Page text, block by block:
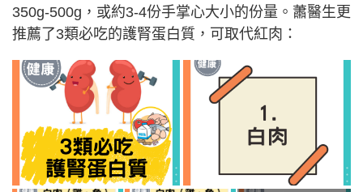
350g-500g，或約3-4份手掌心大小的份量。蕭醫生更
推薦了3類必吃的護腎蛋白質，可取代紅肉：